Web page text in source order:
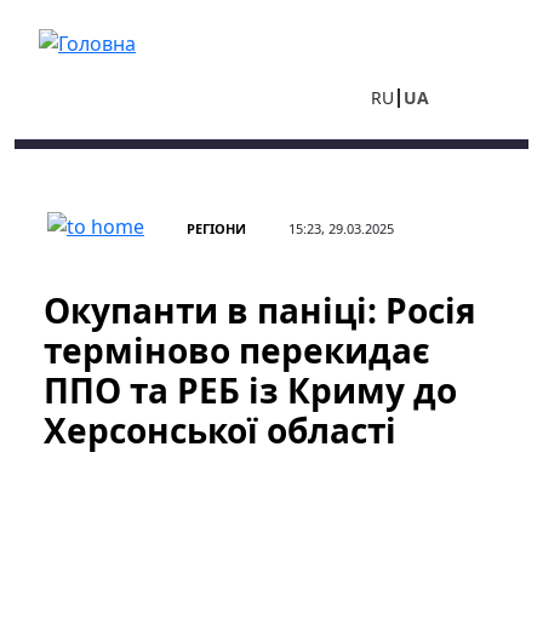
RU UA
РЕГІОНИ 15:23, 29.03.2025
Окупанти в паніці: Росія
терміново перекидає
ППО та РЕБ із Криму до
Херсонської області